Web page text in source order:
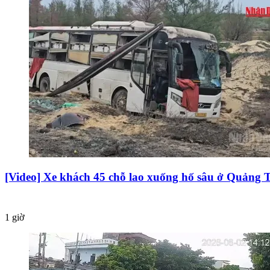
[Video] Xe khách 45 chỗ lao xuống hố sâu ở Quảng
1 giờ